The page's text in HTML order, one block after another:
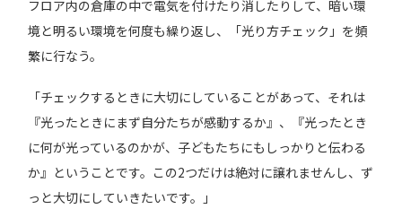
フロア内の倉庫の中で電気を付けたり消したりして、暗い環
境と明るい環境を何度も繰り返し、「光り方チェック」を頻
繁に行なう。
「チェックするときに大切にしていることがあって、それは
『光ったときにまず自分たちが感動するか』、『光ったとき
に何が光っているのかが、子どもたちにもしっかりと伝わる
か』ということです。この2つだけは絶対に譲れませんし、ず
っと大切にしていきたいです。」